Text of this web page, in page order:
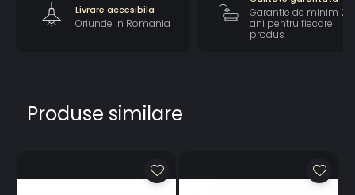
Livrare accesibila
Oriunde in Romania
Garantie de minim 2
ani pentru fiecare
produs
Produse similare